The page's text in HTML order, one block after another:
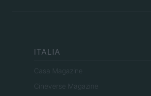
ITALIA
Casa Magazine
Cineverse Magazine